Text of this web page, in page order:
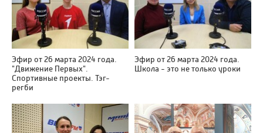
Эфир от 26 марта 2024 года.
"Движение Первых".
Спортивные проекты. Тэг-
регби
Эфир от 26 марта 2024 года.
Школа - это не только уроки